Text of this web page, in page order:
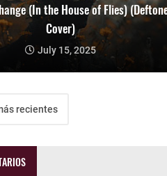
(In the House of Flies)
Cover)
July 15, 2025
recientes